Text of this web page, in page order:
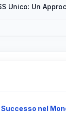
Unico: Un
nel